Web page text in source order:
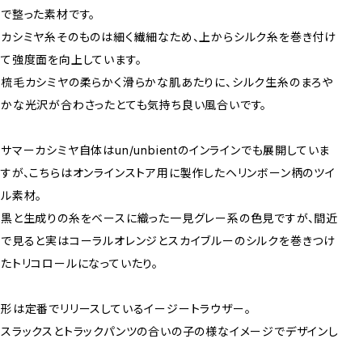
で整った素材です。
カシミヤ糸そのものは細く繊細なため、上からシルク糸を巻き付け
て強度面を向上しています。
梳毛カシミヤの柔らかく滑らかな肌あたりに、シルク生糸のまろや
かな光沢が合わさったとても気持ち良い風合いです。
サマーカシミヤ自体はun/unbientのインラインでも展開していま
すが、こちらはオンラインストア用に製作したヘリンボーン柄のツイ
ル素材。
黒と生成りの糸をベースに織った一見グレー系の色見ですが、間近
で見ると実はコーラルオレンジとスカイブルーのシルクを巻きつけ
たトリコロールになっていたり。
形は定番でリリースしているイージートラウザー。
スラックスとトラックパンツの合いの子の様なイメージでデザインし